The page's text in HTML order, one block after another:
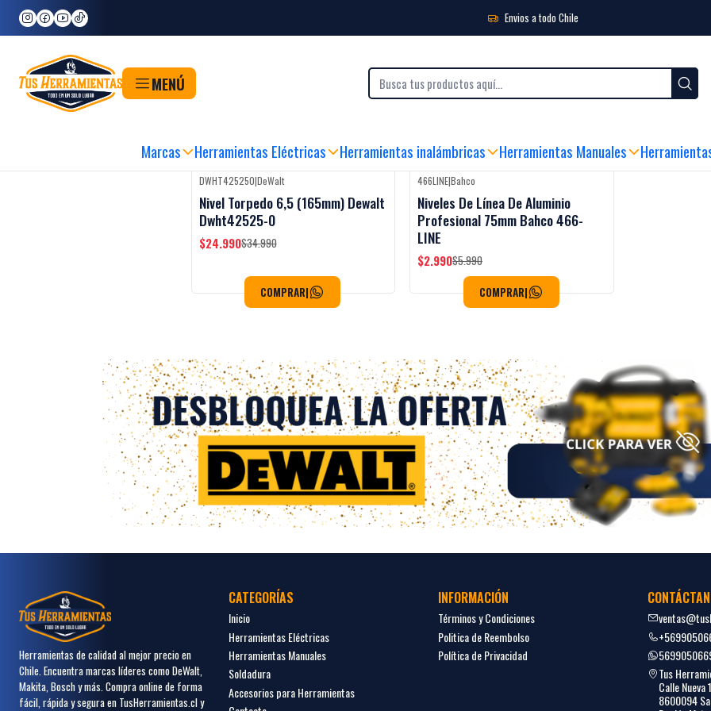
Envios a todo Chile
MENÚ
Marcas Herramientas Eléctricas Herramientas inalámbricas Herramientas Manuales
Inicio Herramientas
Niveles de Burbujas
-29%OFF Black Week
DWHT425250|DeWalt
Nivel Torpedo 6,5 (165mm) Dewalt
Dwht42525-0
$24.990$34.990
COMPRAR|
-50%OFF
466LINE|Bahco
Niveles De Línea De Aluminio
Profesional 75mm Bahco 466-
LINE
$2.990$5.990
COMPRAR|
Herramientas de calidad al mejor precio en
Chile. Encuentra marcas líderes como DeWalt,
Makita, Bosch y más. Compra online de forma
fácil, rápida y segura en TusHerramientas.cl y
CATEGORÍAS
Inicio
Herramientas Eléctricas
Herramientas Manuales
Soldadura
Accesorios para Herramientas
INFORMACIÓN
Términos y Condiciones
Politica de Reembolso
Política de Privacidad
Tus
Calle Nueva
8600094